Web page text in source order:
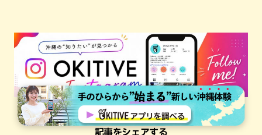
記事をシェアする